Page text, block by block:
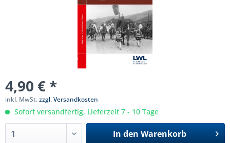
4,90 € *
inkl. MwSt.zzgl. Versandkosten
Sofort versandfertig, Lieferzeit 7 - 10 Tage
In den Warenkorb